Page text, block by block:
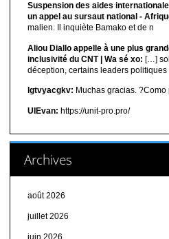
Suspension des aides
un appel au sursaut national -
malien. Il inquiète Bamako et de n
Aliou Diallo appelle à une plus
inclusivité du CNT | Wa sé xo: […]
déception, certains leaders politiques
lgtvyacgkv: Muchas gracias.
UIEvan: https://unit-pro.pro/
Archives
août 2026
juillet 2026
juin 2026